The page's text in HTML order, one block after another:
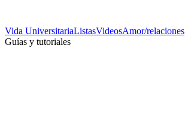
Vida UniversitariaListasVideosAmor/relaciones
Guías y tutoriales